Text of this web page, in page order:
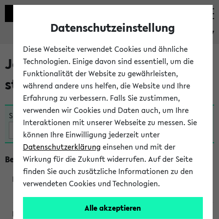
eKVV
Jetzt und in Kürze
stattfindende Veranstaltungen
Suche:
Beginn um 12 Uhr
Datenschutzeinstellung
Diese Webseite verwendet Cookies und ähnliche
Technologien. Einige davon sind essentiell, um die
Funktionalität der Website zu gewährleisten,
während andere uns helfen, die Website und Ihre
Erfahrung zu verbessern. Falls Sie zustimmen,
verwenden wir Cookies und Daten auch, um Ihre
Interaktionen mit unserer Webseite zu messen. Sie
können Ihre Einwilligung jederzeit unter
Datenschutzerklärung einsehen und mit der
Wirkung für die Zukunft widerrufen. Auf der Seite
finden Sie auch zusätzliche Informationen zu den
verwendeten Cookies und Technologien.
Alle akzeptieren